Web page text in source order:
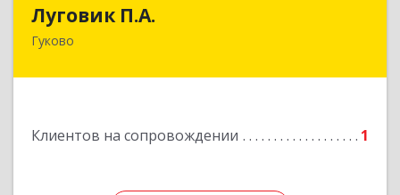
Луговик П.А.
Гуково
Клиентов на сопровождении 1